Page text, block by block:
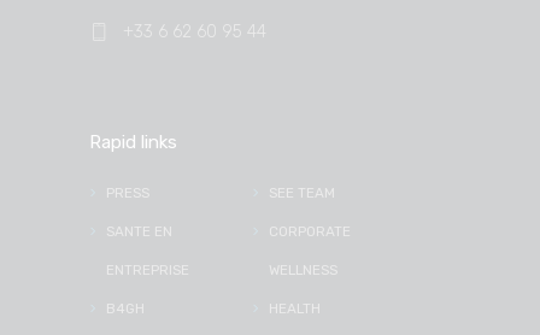
+33 6 62 60 95 44
Rapid links
PRESS SEE TEAM
SANTE EN
ENTREPRISE
CORPORATE
WELLNESS
B4GH HEALTH